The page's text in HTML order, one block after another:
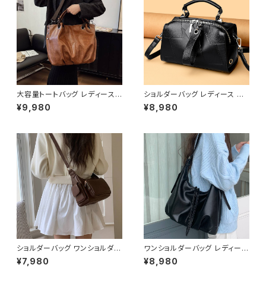
大容量トートバッグ レディース 2
WAY ショルダーバッグ PUレザ
ー A4対応 通勤バッグ 通学バッ
ウン ブラウン ワンサイズ K-B0
269
¥9,980
ショルダーバッグ レディース エ
ナメルバッグ ミニバッグ ワンショ
ルダー 斜めがけバッグ 2WAY
レッド ワンサイズ K-B0287
¥8,980
ショルダーバッグ ワンショルダー
バッグ レディース バッグ 肩掛け
斜めがけ クロスボディ おしゃれ
¥7,980
ワンショルダーバッグ レディース
大容量 ハーフムーンバッグ レザ
ー調 シンプル きれいめ カジュ
¥8,980